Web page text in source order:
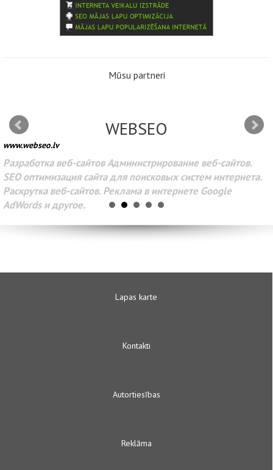
Mūsu partneri
WEBSEO
www.webseo.lv
Разработка веб-сайтов Администрирование веб-сайтов.
SEO оптимизация сайта для поисковых систем интернета.
Раскрутка веб-сайтов. Реклама в интернете Google
AdWords и другое.
Lapas karte
Kontakti
Autortiesības
Reklāma